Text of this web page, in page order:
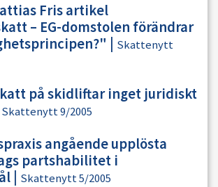
Fris artikel
– EG-domstolen förändrar
Skattenytt
på skidliftar inget juridiskt
Skattenytt 9/2005
angående upplösta
partshabilitet i
Skattenytt 5/2005